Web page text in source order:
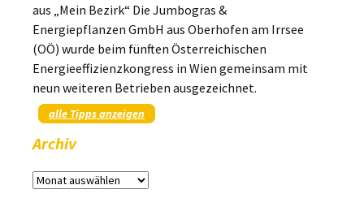
aus „Mein Bezirk“ Die Jumbogras &
Energiepflanzen GmbH aus Oberhofen am Irrsee
(OÖ) wurde beim fünften Österreichischen
Energieeffizienzkongress in Wien gemeinsam mit
neun weiteren Betrieben ausgezeichnet.
alle Tipps anzeigen
Archiv
Archiv